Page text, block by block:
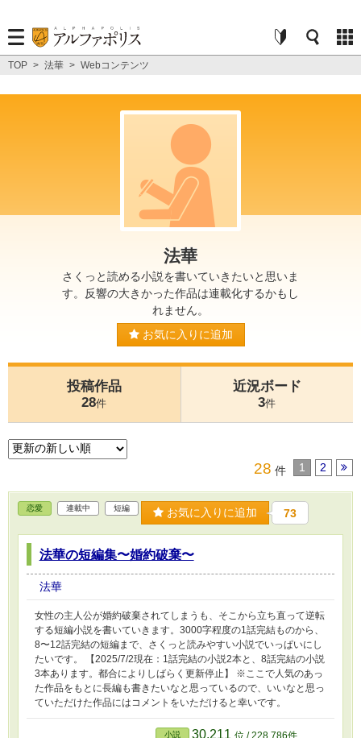
TOP > 法華 > Webコンテンツ
法華
さくっと読める小説を書いていきたいと思いま
す。反響の大きかった作品は連載化するかもし
れません。
お気に入りに追加
投稿作品
28件
近況ボード
3件
28 件 1 2
恋愛 連載中 短編 お気に入りに追加 73
法華の短編集〜婚約破棄〜
法華
女性の主人公が婚約破棄されてしまうも、そこから立ち直って逆転
する短編小説を書いていきます。3000字程度の1話完結ものから、
8〜12話完結の短編まで、さくっと読みやすい小説でいっぱいにし
たいです。 【2025/7/2現在：1話完結の小説2本と、8話完結の小説
3本あります。都合によりしばらく更新停止】 ※ここで人気のあっ
た作品をもとに長編も書きたいなと思っているので、いいなと思っ
ていただけた作品にはコメントをいただけると幸いです。
小説 30,211